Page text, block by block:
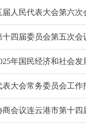
人民代表大会第六次
四届委员会第五次会
年国民经济和社会
大会常务委员会工作
商会议连云港市第十